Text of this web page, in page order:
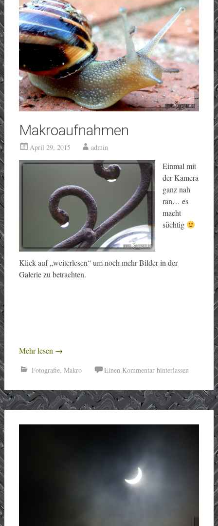
Makroaufnahmen
April 29, 2015 admin
Einmal mit
der Kamera
ganz nah
ran… es
macht
süchtig
Klick auf „weiterlesen“ um noch mehr Bilder in der
Galerie zu betrachten.
Mehr lesen →
Fotografie, Makro Einen Kommentar hinterlassen